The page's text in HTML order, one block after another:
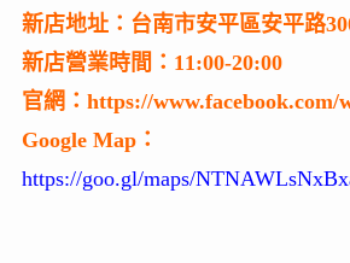
新店地址：台南市安平區安平路
新店營業時間：11:00-20:00
官網：https://www.facebook.com/
Google Map：
https://goo.gl/maps/